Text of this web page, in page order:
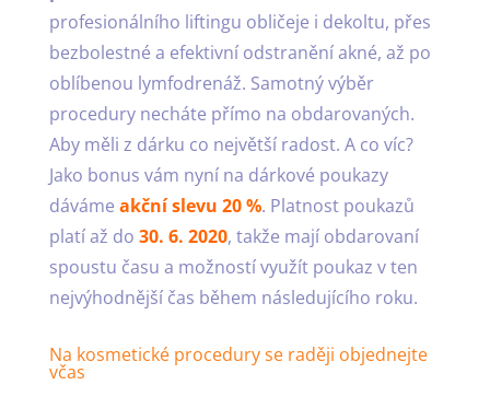
profesionálního liftingu obličeje i dekoltu, přes
bezbolestné a efektivní odstranění akné, až po
oblíbenou lymfodrenáž. Samotný výběr
procedury necháte přímo na obdarovaných.
Aby měli z dárku co největší radost. A co víc?
Jako bonus vám nyní na dárkové poukazy
dáváme akční slevu 20 %. Platnost poukazů
platí až do 30. 6. 2020, takže mají obdarovaní
spoustu času a možností využít poukaz v ten
nejvýhodnější čas během následujícího roku.
Na kosmetické procedury se raději objednejte
včas